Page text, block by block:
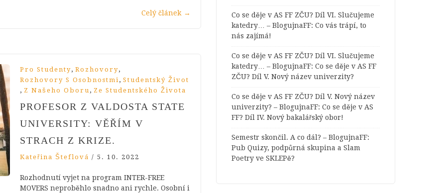
Celý článek →
Pro Studenty, Rozhovory,
Rozhovory S Osobnostmi, Studentský Život
, Z Našeho Oboru, Ze Studentského Života
PROFESOR Z VALDOSTA STATE
UNIVERSITY: VĚŘÍM V
STRACH Z KRIZE.
Kateřina Šteflová / 5. 10. 2022
Rozhodnutí vyjet na program INTER-FREE
MOVERS neproběhlo snadno ani rychle. Osobní i
Co se děje v AS FF ZČU? Díl VI. Slučujeme
katedry… – BlogujnaFF: Co vás trápí, to
nás zajímá!
Co se děje v AS FF ZČU? Díl VI. Slučujeme
katedry… – BlogujnaFF: Co se děje v AS FF
ZČU? Díl V. Nový název univerzity?
Co se děje v AS FF ZČU? Díl V. Nový název
univerzity? – BlogujnaFF: Co se děje v AS
FF? Díl IV. Nový bakalářský obor!
Semestr skončil. A co dál? – BlogujnaFF:
Pub Quizy, podpůrná skupina a Slam
Poetry ve SKLEPě?